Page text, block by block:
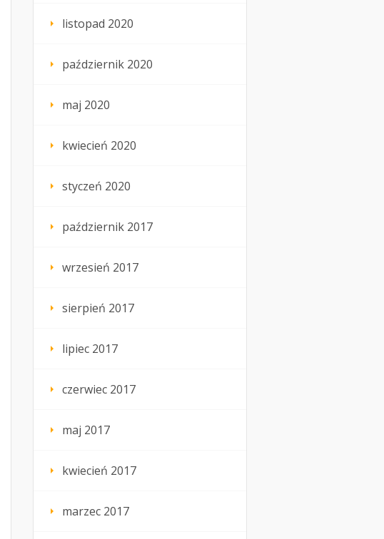
listopad 2020
październik 2020
maj 2020
kwiecień 2020
styczeń 2020
październik 2017
wrzesień 2017
sierpień 2017
lipiec 2017
czerwiec 2017
maj 2017
kwiecień 2017
marzec 2017